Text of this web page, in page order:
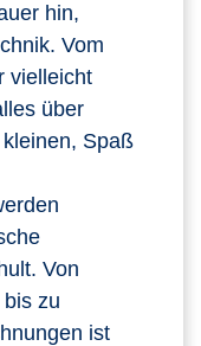
hin,
Vom
vielleicht
über
Spaß
Von
zu
ist